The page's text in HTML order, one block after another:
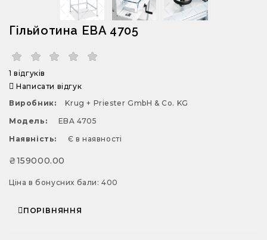
Гільйотина EBA 4705
1 відгуків
Написати відгук
Виробник:
Krug + Priester GmbH & Co. KG
Модель:
EBA 4705
Наявність:
Є в наявності
₴159000.00
Ціна в бонусних бали: 400
ПОРІВНЯННЯ